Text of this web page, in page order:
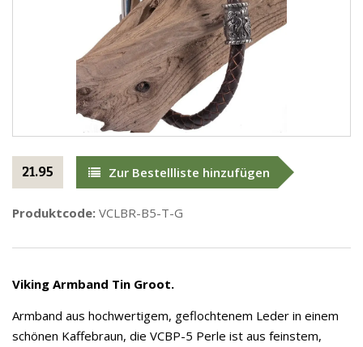
21.95 Zur Bestellliste hinzufügen
Produktcode: VCLBR-B5-T-G
Viking Armband Tin Groot.
Armband aus hochwertigem, geflochtenem Leder in einem
schönen Kaffebraun, die VCBP-5 Perle ist aus feinstem,